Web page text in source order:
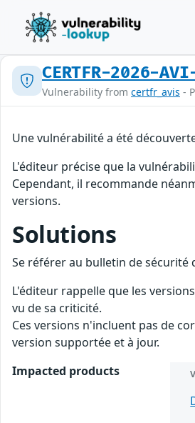
CERTFR-2026-
Vulnerability from certfr_avis -
Une vulnérabilité a été
L'éditeur précise que la
Cependant, il recommande
versions.
Solutions
Se référer au bulletin de
L'éditeur rappelle que les
vu de sa criticité.
Ces versions n'incluent pas de
version supportée et à jour.
Impacted products